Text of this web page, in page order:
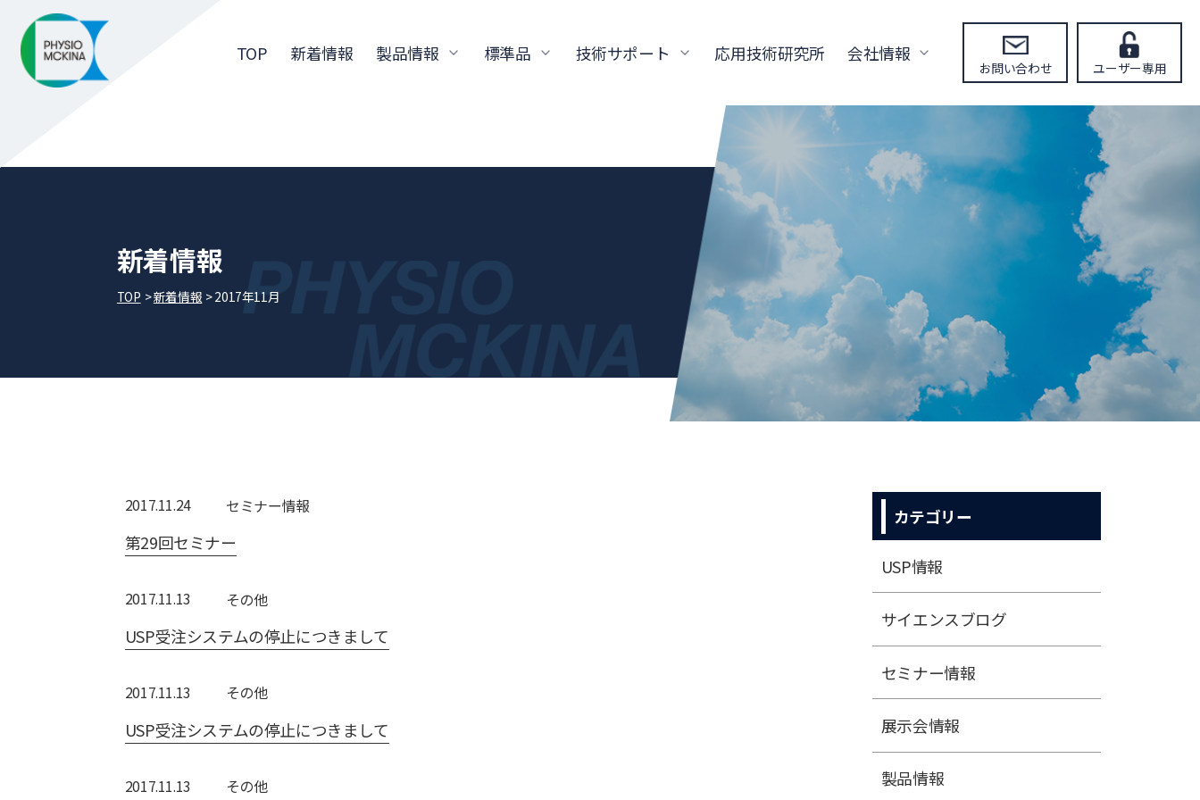
TOP 新着情報 製品情報 標準品 技術サポート 応用技術研究所 会社情報
お問い合わせ ユーザー専用
新着情報
TOP 新着情報 2017年11月
2017.11.24 セミナー情報
第29回セミナー
2017.11.13 その他
USP受注システムの停止につきまして
2017.11.13 その他
USP受注システムの停止につきまして
2017.11.13 その他
カテゴリー
USP情報
サイエンスブログ
セミナー情報
展⽰会情報
製品情報